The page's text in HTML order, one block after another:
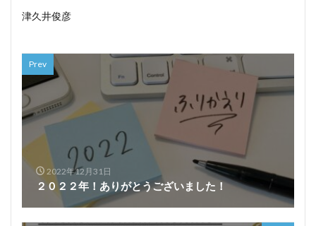
津久井俊彦
Prev
2022年12月31日
２０２２年！ありがとうございました！